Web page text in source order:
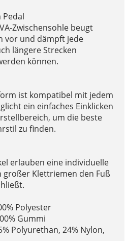
Zwischensohle beugt
vor und dämpft jede
längere Strecken
können.
ist kompatibel mit jedem
ein einfaches Einklicken
um die beste
zu finden.
erlauben eine individuelle
großer Klettriemen den Fuß
Polyester
Gummi
Polyurethan, 24% Nylon,